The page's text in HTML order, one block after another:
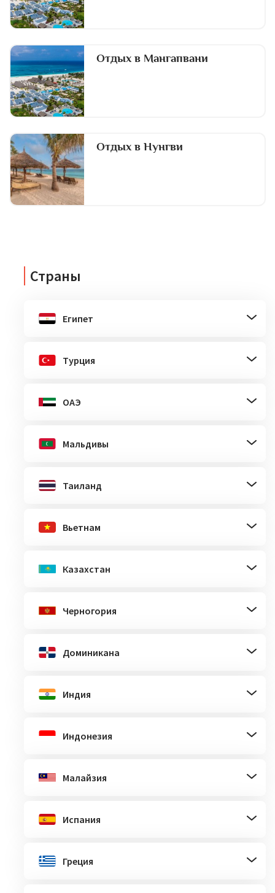
Отдых в Мангапвани
Отдых в Нунгви
Страны
Египет
Турция
ОАЭ
Мальдивы
Таиланд
Вьетнам
Казахстан
Черногория
Доминикана
Индия
Индонезия
Малайзия
Испания
Греция